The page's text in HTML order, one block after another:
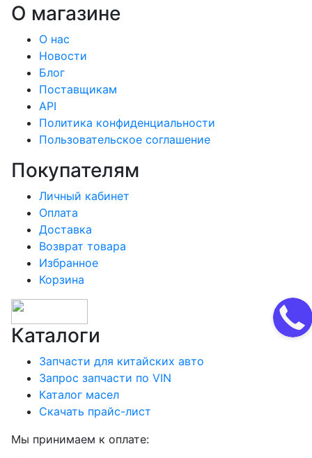
О магазине
О нас
Новости
Блог
Поставщикам
API
Политика конфиденциальности
Пользовательское соглашение
Покупателям
Личный кабинет
Оплата
Доставка
Возврат товара
Избранное
Корзина
Каталоги
Запчасти для китайских авто
Запрос запчасти по VIN
Каталог масел
Скачать прайс-лист
Мы принимаем к оплате: